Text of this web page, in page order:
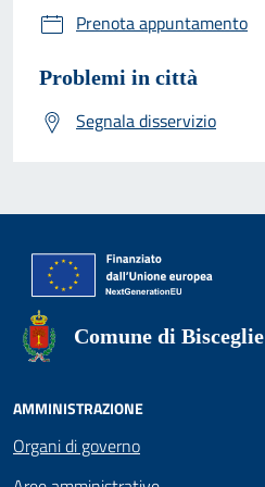
Prenota appuntamento
Problemi in città
Segnala disservizio
Comune di Bisceglie
AMMINISTRAZIONE
Organi di governo